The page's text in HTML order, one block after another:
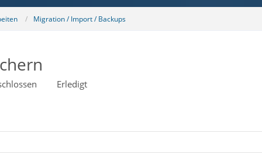
Migration / Import / Backups
Erledigt